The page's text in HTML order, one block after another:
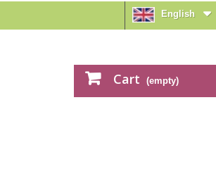
English
Cart (empty)